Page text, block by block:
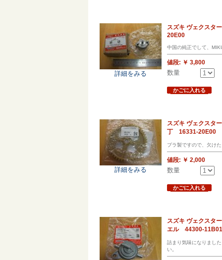
詳細をみる
スズキ ヴェクス
20E00
中国の純正でして、
値段: ￥ 3,800
数量
かごに入れる
詳細をみる
スズキ ヴェクス
丁 16331-20E00
プラ製ですので、欠け
値段: ￥ 2,000
数量
かごに入れる
スズキ ヴェクス
エル 44300-11B01
詰まり気味になりまし
い。